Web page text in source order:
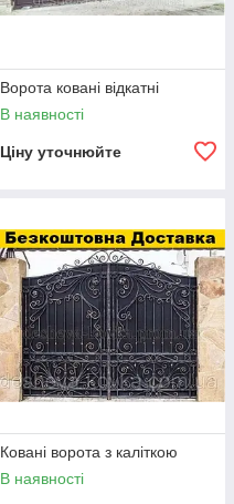
Ворота ковані відкатні
В наявності
Ціну уточнюйте
Ковані ворота з каліткою
В наявності